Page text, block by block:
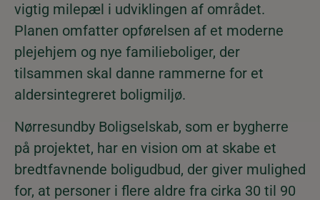
vigtig milepæl i udviklingen af området.
Planen omfatter opførelsen af et moderne
plejehjem og nye familieboliger, der
tilsammen skal danne rammerne for et
aldersintegreret boligmiljø.
Nørresundby Boligselskab, som er bygherre
på projektet, har en vision om at skabe et
bredtfavnende boligudbud, der giver mulighed
for, at personer i flere aldre fra cirka 30 til 90